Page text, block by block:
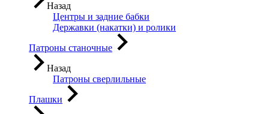
Назад
Центры и задние бабки
Державки (накатки) и ролики
Патроны станочные
Назад
Патроны сверлильные
Плашки